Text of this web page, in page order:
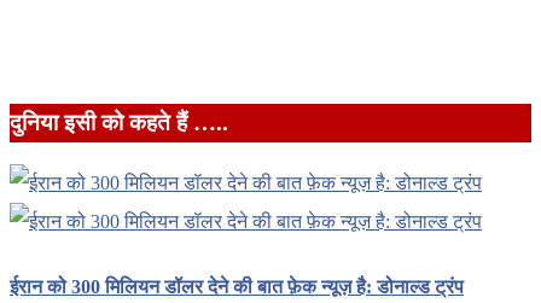
दुनिया इसी को कहते हैं …..
ईरान को 300 मिलियन डॉलर देने की बात फ़ेक न्यूज़ है: डोनाल्ड ट्रंप